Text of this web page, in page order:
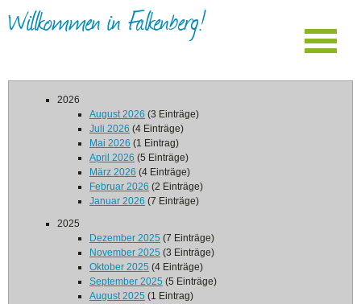
Willkommen in Falkenberg!
2026
August 2026 (3 Einträge)
Juli 2026 (4 Einträge)
Mai 2026 (1 Eintrag)
April 2026 (5 Einträge)
März 2026 (4 Einträge)
Februar 2026 (2 Einträge)
Januar 2026 (7 Einträge)
2025
Dezember 2025 (7 Einträge)
November 2025 (3 Einträge)
Oktober 2025 (4 Einträge)
September 2025 (5 Einträge)
August 2025 (1 Eintrag)